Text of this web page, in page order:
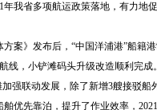
省多项航运政策落地，有力地
》发布后，“中国洋浦港”船籍
线，小铲滩码头升级改造顺利完
强联动发展，除了新增3艘接驳
优先靠泊，提升了作业效率，